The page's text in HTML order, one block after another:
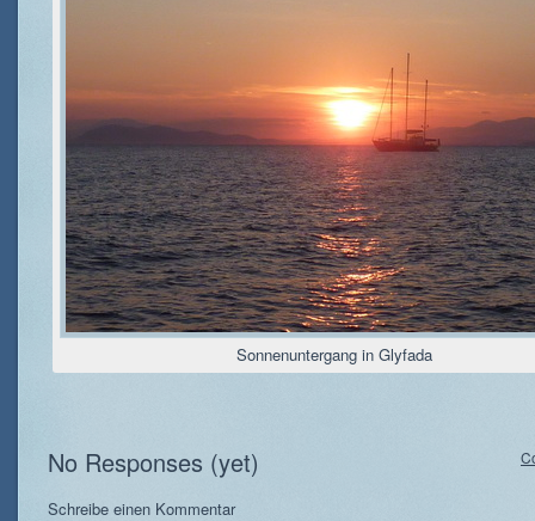
Sonnenuntergang in Glyfada
No Responses (yet)
Schreibe einen Kommentar